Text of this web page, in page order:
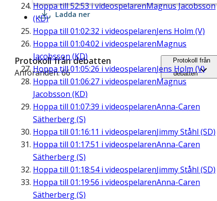
Hoppa till52:53i videospelarenMagnus Jacobsson
(KD)
Hoppa till 01:02:32 i videospelarenJens Holm (V)
Hoppa till 01:04:02 i videospelarenMagnus
Jacobsson (KD)
Hoppa till01:05:26 i videospelarenJens Holm (V)
Hoppa till 01:06:27 i videospelarenMagnus
Jacobsson (KD)
Hoppa till 01:07:39 i videospelarenAnna-Caren
Sätherberg (S)
Hoppa till 01:16:11 i videospelarenJimmy Ståhl (SD)
Hoppa till 01:17:51 i videospelarenAnna-Caren
Sätherberg (S)
Hoppa till 01:18:54i videospelarenJimmy Ståhl (SD)
Hoppa till 01:19:56 i videospelarenAnna-Caren
Sätherberg (S)
Ladda ner
Protokoll från debatten
Anföranden: 66
Protokoll från
debatten